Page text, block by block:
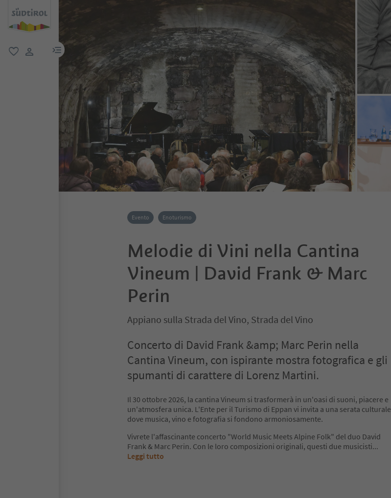
menu link
Evento Enoturismo
Melodie di Vini nella Cantina
Vineum | David Frank & Marc
Perin
Appiano sulla Strada del Vino, Strada del Vino
Concerto di David Frank &amp; Marc Perin nella
Cantina Vineum, con ispirante mostra fotografica e gli
spumanti di carattere di Lorenz Martini.
Il 30 ottobre 2026, la cantina Vineum si trasformerà in un'oasi di suoni, piacere e
un'atmosfera unica. L'Ente per il Turismo di Eppan vi invita a una serata culturale
dove musica, vino e fotografia si fondono armoniosamente.
Vivrete l'affascinante concerto "World Music Meets Alpine Folk" del duo David
Frank & Marc Perin. Con le loro composizioni originali, questi due musicisti...
Leggi tutto